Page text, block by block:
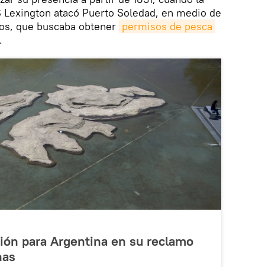
atacó Puerto Soledad, en medio de
que buscaba obtener permisos de pesca
.
para Argentina en su reclamo